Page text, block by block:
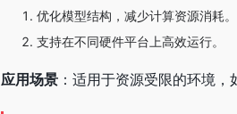
优化模型结构，减少计算资源消耗。
支持在不同硬件平台上高效运行。
应用场景 ：适用于资源受限的环境，